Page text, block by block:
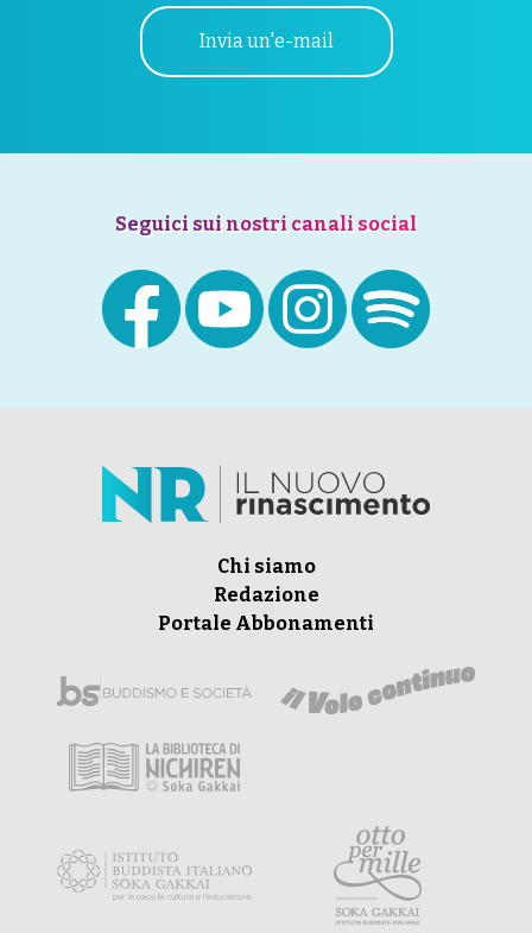
Invia un'e-mail
Seguici sui nostri canali social
Chi siamo
Redazione
Portale Abbonamenti